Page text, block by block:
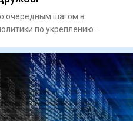
очередным шагом в
по укреп­лению